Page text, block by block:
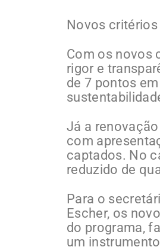
Novos
Com os novos
rigor e
de 7 pontos
Já a
com
captados. No
reduzido de
Para o
Escher, os
do programa,
um